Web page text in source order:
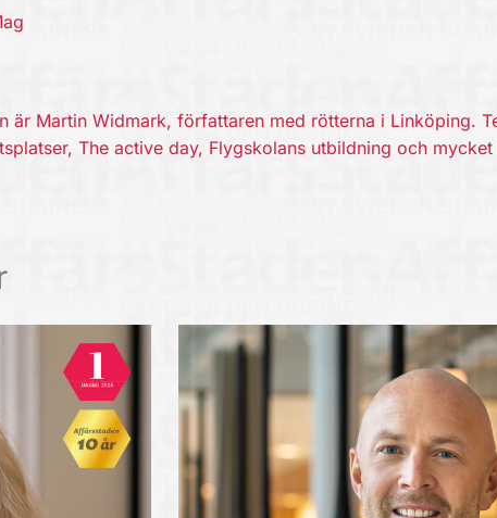
är Martin Widmark, författaren med rötterna i Linköping.
The active day, Flygskolans utbildning och mycket